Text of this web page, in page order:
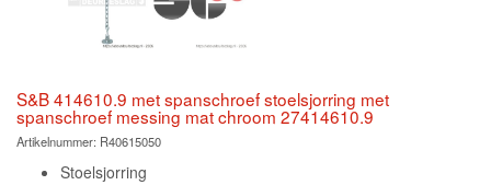
S&B 414610.9 met spanschroef stoelsjorring met
spanschroef messing mat chroom 27414610.9
Artikelnummer: R40615050
Stoelsjorring